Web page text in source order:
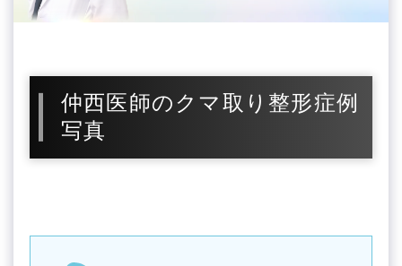
仲西医師のクマ取り整形症例
写真